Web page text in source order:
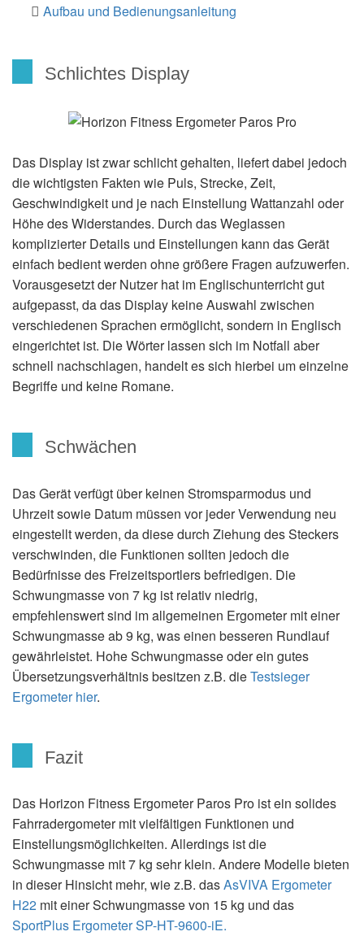
Aufbau und Bedienungsanleitung
Schlichtes Display
Das Display ist zwar schlicht gehalten, liefert dabei jedoch
die wichtigsten Fakten wie Puls, Strecke, Zeit,
Geschwindigkeit und je nach Einstellung Wattanzahl oder
Höhe des Widerstandes. Durch das Weglassen
komplizierter Details und Einstellungen kann das Gerät
einfach bedient werden ohne größere Fragen aufzuwerfen.
Vorausgesetzt der Nutzer hat im Englischunterricht gut
aufgepasst, da das Display keine Auswahl zwischen
verschiedenen Sprachen ermöglicht, sondern in Englisch
eingerichtet ist. Die Wörter lassen sich im Notfall aber
schnell nachschlagen, handelt es sich hierbei um einzelne
Begriffe und keine Romane.
Schwächen
Das Gerät verfügt über keinen Stromsparmodus und
Uhrzeit sowie Datum müssen vor jeder Verwendung neu
eingestellt werden, da diese durch Ziehung des Steckers
verschwinden, die Funktionen sollten jedoch die
Bedürfnisse des Freizeitsportlers befriedigen. Die
Schwungmasse von 7 kg ist relativ niedrig,
empfehlenswert sind im allgemeinen Ergometer mit einer
Schwungmasse ab 9 kg, was einen besseren Rundlauf
gewährleistet. Hohe Schwungmasse oder ein gutes
Übersetzungsverhältnis besitzen z.B. dieTestsieger
Ergometer hier.
Fazit
Das Horizon Fitness Ergometer Paros Pro ist ein solides
Fahrradergometer mit vielfältigen Funktionen und
Einstellungsmöglichkeiten. Allerdings ist die
Schwungmasse mit 7 kg sehr klein. Andere Modelle bieten
in dieser Hinsicht mehr, wie z.B. dasAsVIVA Ergometer
H22 mit einer Schwungmasse von 15 kg und das
SportPlus Ergometer SP-HT-9600-iE.